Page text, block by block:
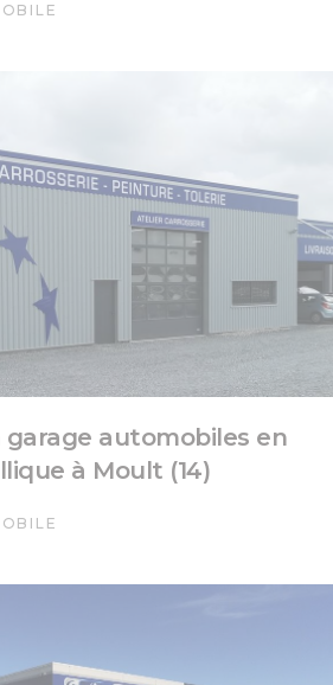
garage automobiles en
à Moult (14)